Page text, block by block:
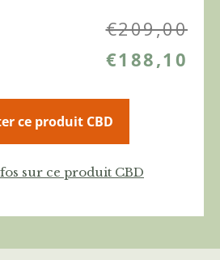
€209,00
€188,10
ce produit CBD
sur ce produit CBD